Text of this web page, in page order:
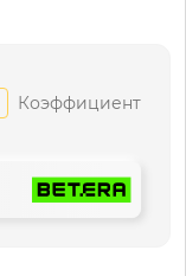
Коэффициент